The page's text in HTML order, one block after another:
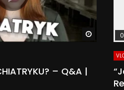
Watch
– Q&A |